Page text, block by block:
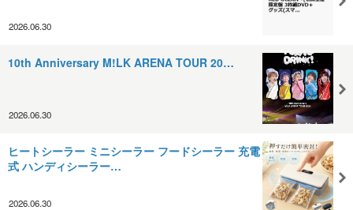
2026.06.30
10th Anniversary M!LK ARENA TOUR 20…
2026.06.30
ヒートシーラー ミニシーラー フードシーラー 充電
式 ハンディシーラー…
2026.06.30